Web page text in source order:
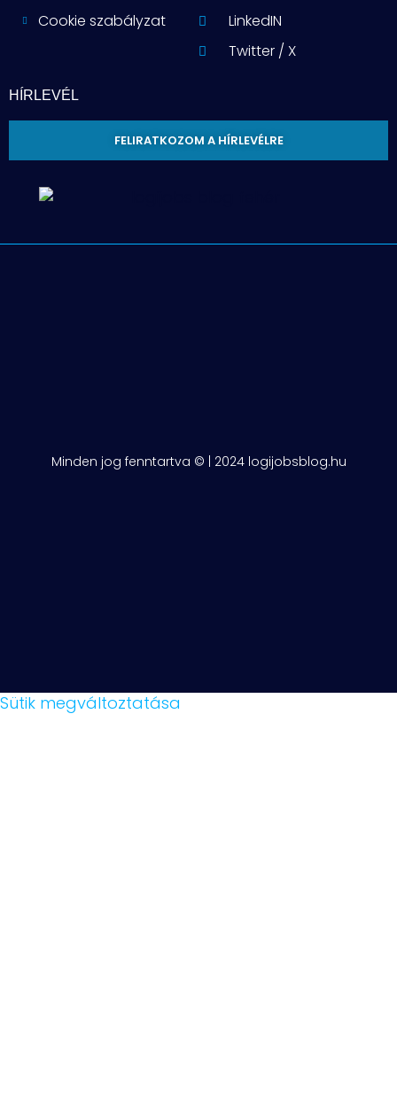
Cookie szabályzat
LinkedIN
Twitter / X
HÍRLEVÉL
FELIRATKOZOM A HÍRLEVÉLRE
Minden jog fenntartva © | 2024 logijobsblog.hu
Sütik megváltoztatása